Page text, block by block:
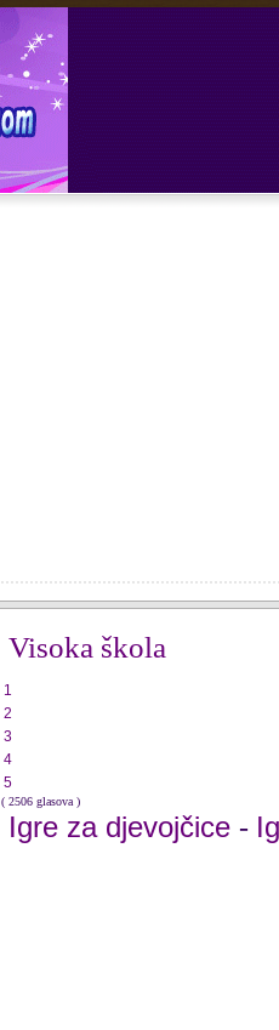
Visoka škola
1
2
3
4
5
( 2506 glasova )
Igre za djevojčice -